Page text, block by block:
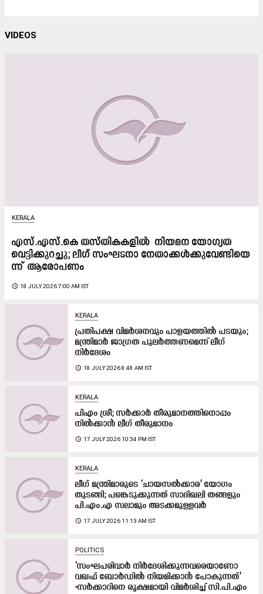
VIDEOS
KERALA
എസ്​.എസ്​.കെ തസ്തികകളിൽ ​ നിയമന യോഗ്യത
വെട്ടിക്കുറച്ചു; ലീ​ഗ്​ സം​ഘ​ട​നാ നേ​താ​ക്ക​ൾ​ക്കു​വേ​ണ്ടി​യെ​
ന്ന് ​ ആ​രോ​പ​ണം
access_time 18 JULY 2026 7:00 AM IST
KERALA
പ്രതിപക്ഷ വിമർശനവും പാളയത്തിൽ പടയും;
മന്ത്രിമാർ ജാഗ്രത പുലർത്തണമെന്ന് ലീഗ്
നിർദേശം
access_time 18 JULY 2026 8:48 AM IST
KERALA
പിഎം ശ്രീ; സര്‍ക്കാര്‍ തീരുമാനത്തിനൊപ്പം
നില്‍ക്കാന്‍ ലീഗ് തീരുമാനം
access_time 17 JULY 2026 10:34 PM IST
KERALA
ലീഗ് മന്ത്രിമാരുടെ ‘ചാ​യ​സ​ൽ​ക്കാ​ര’ യോഗം
തുടങ്ങി; പ​ങ്കെടുക്കുന്നത് സാദിഖലി തങ്ങളും
പി.എം.എ സലാമും അടക്കമുള്ളവർ
access_time 17 JULY 2026 11:13 AM IST
POLITICS
‘സംഘപരിവാര്‍ നിര്‍ദേശിക്കുന്നവരെയാണോ
വഖഫ്‌ ബോര്‍ഡില്‍ നിയമിക്കാന്‍ പോകുന്നത്‌’
-സർക്കാറിനെ രൂക്ഷമായി വിമർശിച്ച് സി.പി.എം